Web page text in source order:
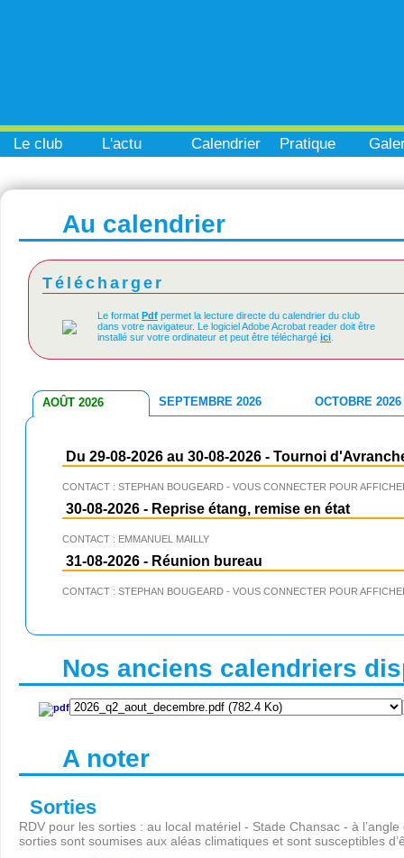
Le club L'actu Calendrier Pratique
Au calendrier
Télécharger
Le format Pdf permet la lecture directe du calendrier du club
dans votre navigateur. Le logiciel Adobe Acrobat reader doit être
installé sur votre ordinateur et peut être téléchargé ici
AOÛT 2026 SEPTEMBRE 2026 OCTOBRE 2026
Du 29-08-2026 au 30-08-2026 - Tournoi
CONTACT : STEPHAN BOUGEARD - VOUS CONNECTER POUR
30-08-2026 - Reprise étang, remise en état
CONTACT : EMMANUEL MAILLY
31-08-2026 - Réunion bureau
CONTACT : STEPHAN BOUGEARD - VOUS CONNECTER POUR
Nos anciens calendriers
A noter
Sorties
RDV pour les sorties : au local matériel - Stade Chansac - à
sorties sont soumises aux aléas climatiques et sont susceptibles